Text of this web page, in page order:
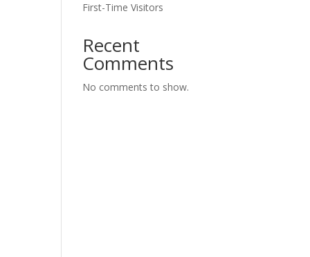
First-Time Visitors
Recent
Comments
No comments to show.